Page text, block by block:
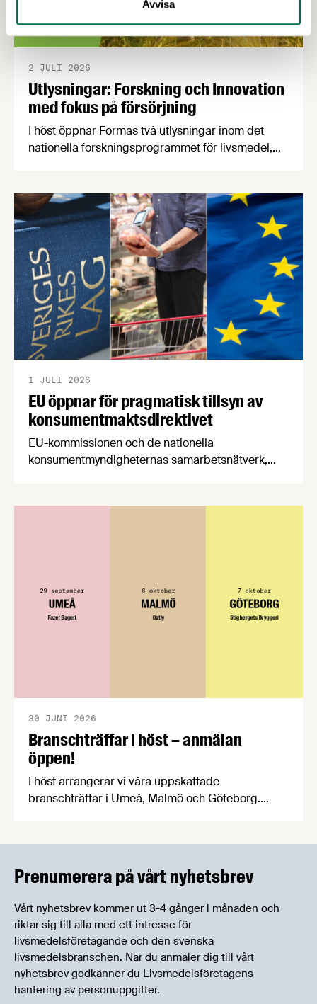
Avvisa
Utlysningar: Forskning och Innovation
med fokus på försörjning
2 JULI 2026
I höst öppnar Formas två utlysningar inom det
nationella forskningsprogrammet för livsmedel,
en motståndskraftig livsmedelsförsörjning", och
båda syftar till att bana väg för innovationer som
stärker Sveriges livsmedelsförsörjning.
EU öppnar för pragmatisk tillsyn av
konsumentmaktsdirektivet
1 JULI 2026
EU-kommissionen och de nationella
konsumentmyndigheternas samarbetsnätverk,
konsumentmaktsdirektivet. Livsmedelsföretagen
Branschträffar i höst – anmälan
öppen!
30 JUNI 2026
I höst arrangerar vi våra uppskattade
branschträffar i Umeå, Malmö och Göteborg.
kan träffa branschkollegor och utbyta
Prenumerera på vårt nyhetsbrev
Vårt nyhetsbrev kommer ut 3-4 gånger i månaden och
riktar sig till alla med ett intresse för
livsmedelsföretagande och den svenska
livsmedelsbranschen. När du anmäler dig till vårt
nyhetsbrev godkänner du Livsmedelsföretagens
hantering av personuppgifter.